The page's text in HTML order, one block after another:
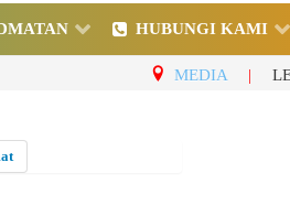
HUBUNGI KAMI
MEDIA |